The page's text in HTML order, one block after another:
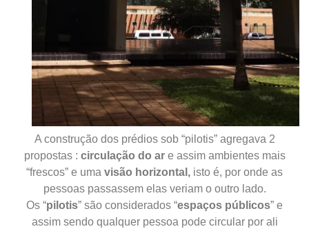
A construção dos prédios sob “pilotis” agregava 2
propostas : circulação do are assim ambientes mais
“frescos” e uma visão horizontal, isto é, por onde as
pessoas passassem elas veriam o outro lado.
Os “pilotis” são considerados “espaços públicos” e
assim sendo qualquer pessoa pode circular por ali